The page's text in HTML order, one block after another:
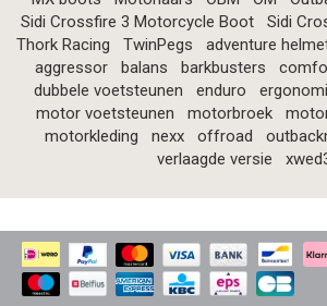
Sidi Crossfire 3 Motorcycle Boot
Sidi
Thork Racing
TwinPegs adventure
aggressor
balans barkbusters
dubbele voetsteunen
enduro
motor voetsteunen
motorbroek
motorkleding
nexx offroad
verlaagde versie